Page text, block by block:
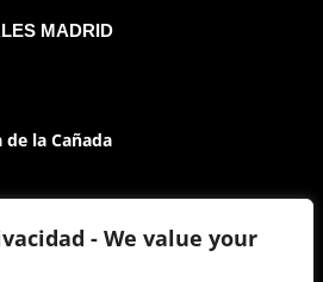
- We value your
MADRID
la Cañada
Cañada Madrid